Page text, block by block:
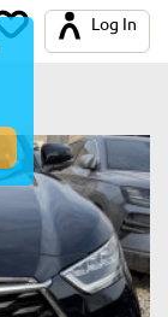
Log In